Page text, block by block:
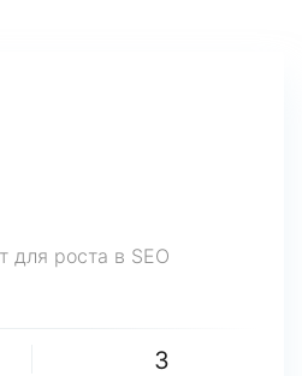
для роста в SEO
3